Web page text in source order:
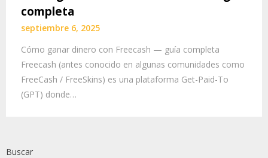
completa
septiembre 6, 2025
Cómo ganar dinero con Freecash — guía completa
Freecash (antes conocido en algunas comunidades como
FreeCash / FreeSkins) es una plataforma Get-Paid-To
(GPT) donde…
Buscar